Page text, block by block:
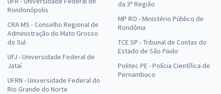
Rondonópolis
CRA MS - Conselho Regional de
Administração do Mato Grosso
do Sul
UFJ - Universidade Federal de
Jataí
UFRN - Universidade Federal do
Rio Grande do Norte
da 3ª Região
MP RO - Ministério Público de
Rondônia
TCE SP - Tribunal de Contas do
Estado de São Paulo
Politec PE - Polícia Científica de
Pernambuco